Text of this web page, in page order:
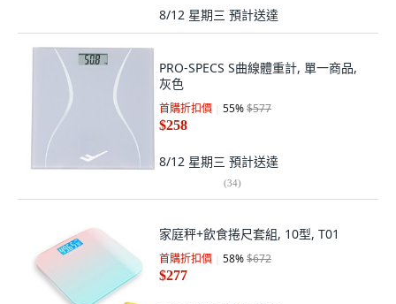
8/12 星期三 預計送達
PRO-SPECS S曲線體重計, 單一商品,
灰色
首購折扣價 55%$577
$258
8/12 星期三 預計送達
(34)
家庭秤+飲食捲尺套組, 10型, T01
首購折扣價 58%$672
$277